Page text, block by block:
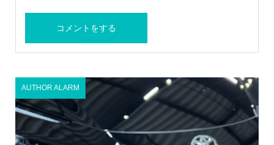
AUTHOR ALARM